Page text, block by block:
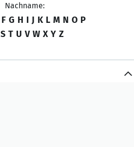
Nachname:
F G H I J K L M N O P
S T U V W X Y Z